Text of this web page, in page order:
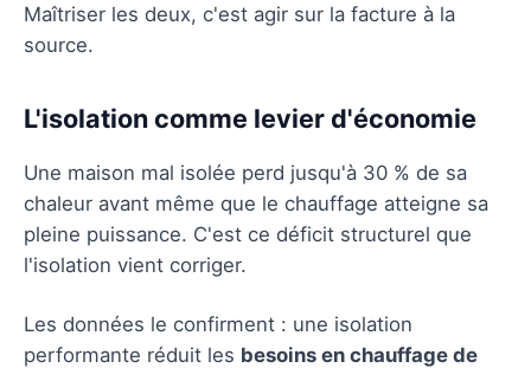
Maîtriser les deux, c'est agir sur la facture à la
source.
L'isolation comme levier d'économie
Une maison mal isolée perd jusqu'à 30 % de sa
chaleur avant même que le chauffage atteigne sa
pleine puissance. C'est ce déficit structurel que
l'isolation vient corriger.
Les données le confirment : une isolation
performante réduit les besoins en chauffage de